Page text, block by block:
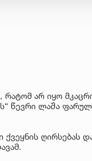
არ იყო
წევრი ლაშა
ქვეყნის ღირსებას